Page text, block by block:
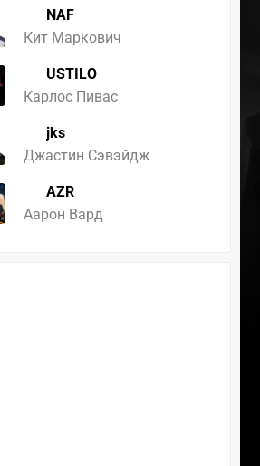
NAF
Кит Маркович
USTILO
Карлос Пивас
jks
Джастин Сэвэйдж
AZR
Аарон Вард